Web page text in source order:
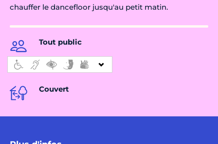
chauffer le dancefloor jusqu'au petit matin.
Tout public
Couvert